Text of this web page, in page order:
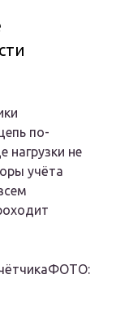
по-
нагрузки не
учёта